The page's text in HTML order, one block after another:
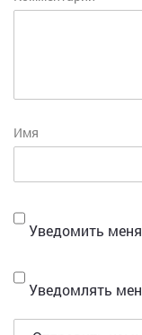
Имя
Уведомить
Уведомлять